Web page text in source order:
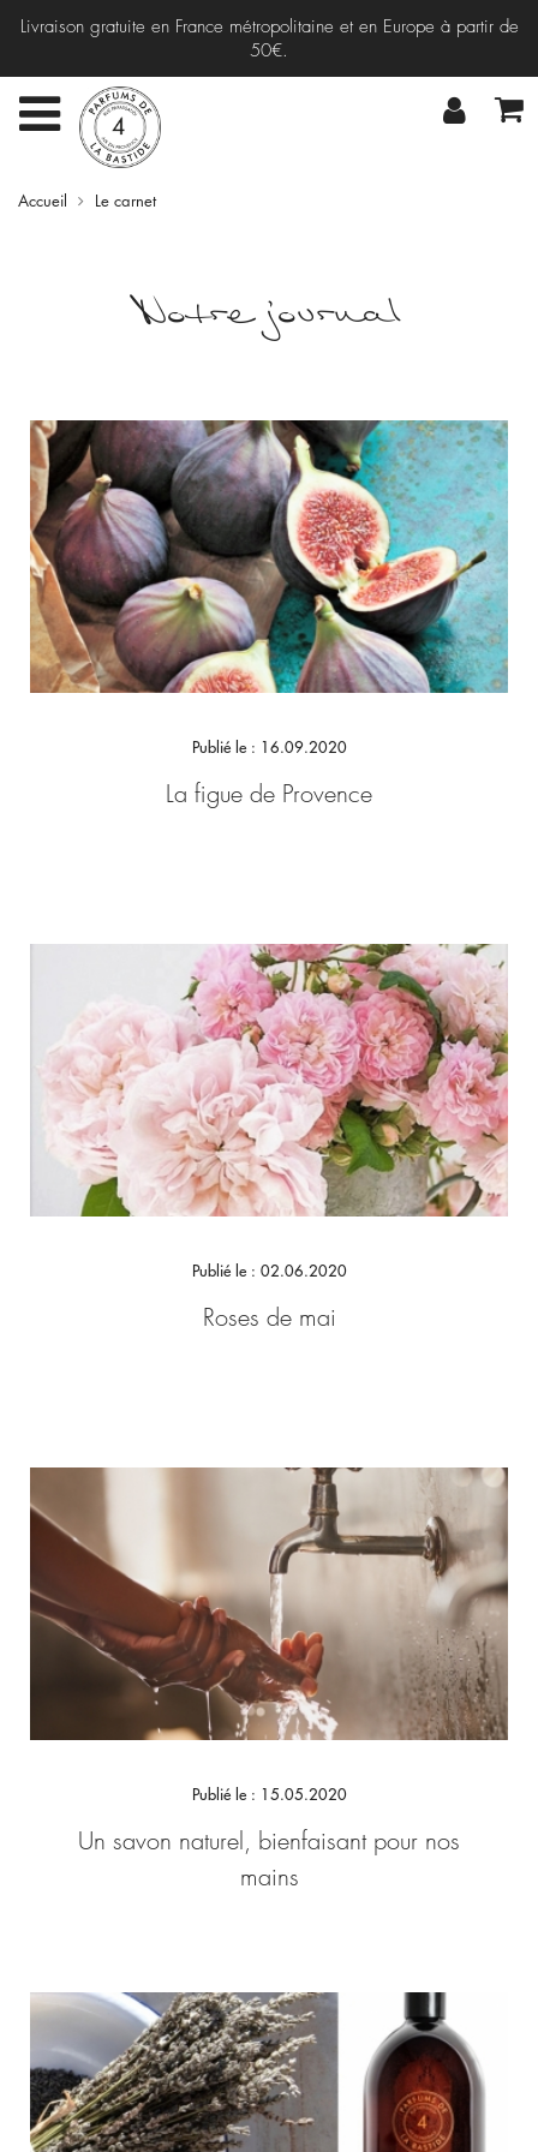
Livraison gratuite en France métropolitaine et en Europe à partir de
50€.
Accueil Le carnet
Notre journal
Publié le : 16.09.2020
La figue de Provence
Publié le : 02.06.2020
Roses de mai
Publié le : 15.05.2020
Un savon naturel, bienfaisant pour nos
mains